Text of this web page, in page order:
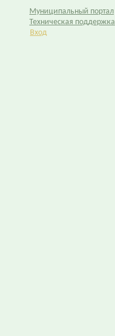
Муниципальный портал
Техническая поддержка
Вход